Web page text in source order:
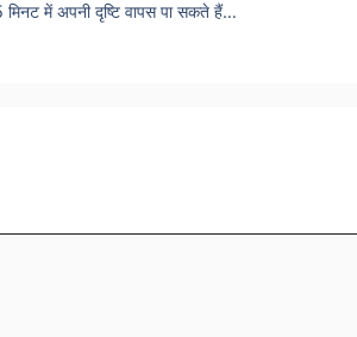
में अपनी दृष्टि वापस पा सकते हैं…